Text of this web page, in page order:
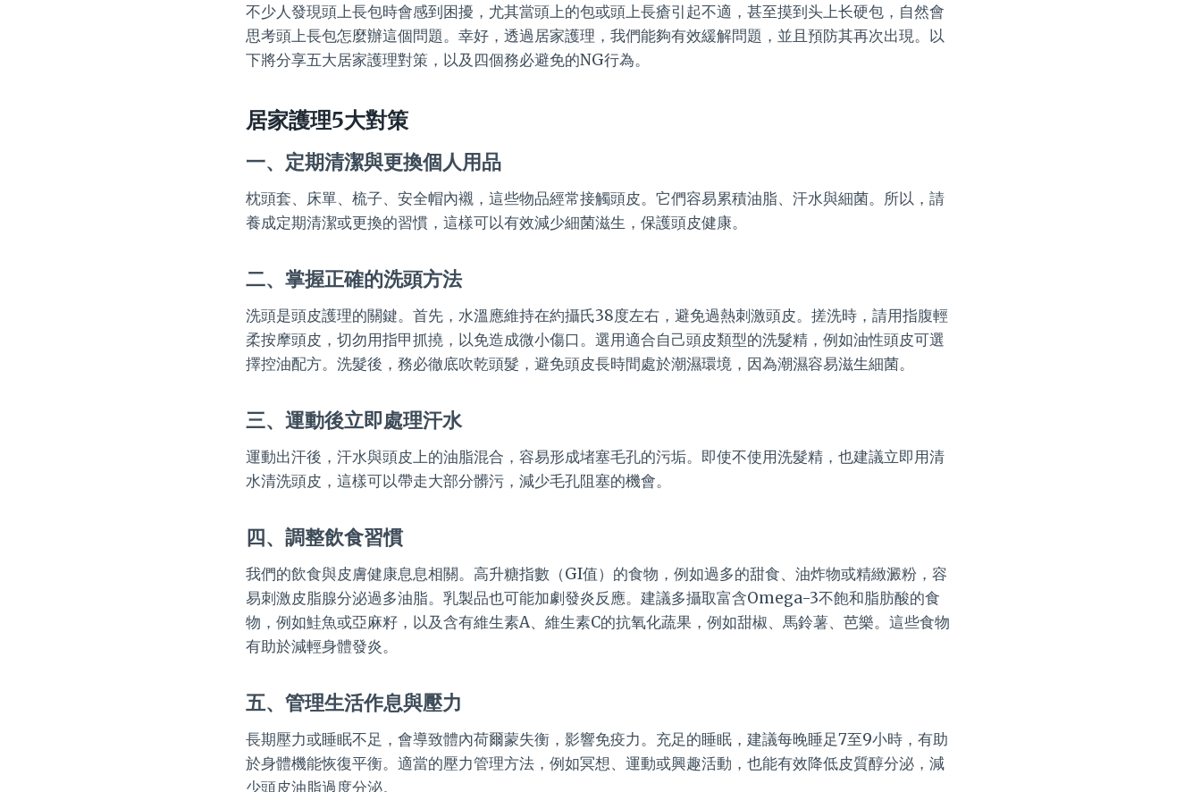
不少人發現頭上長包時會感到困擾，尤其當頭上的包或頭上長瘡引起不適，甚至摸到头上长硬包，自然會
思考頭上長包怎麼辦這個問題。幸好，透過居家護理，我們能夠有效緩解問題，並且預防其再次出現。以
下將分享五大居家護理對策，以及四個務必避免的NG行為。
居家護理5大對策
一、定期清潔與更換個人用品
枕頭套、床單、梳子、安全帽內襯，這些物品經常接觸頭皮。它們容易累積油脂、汗水與細菌。所以，請
養成定期清潔或更換的習慣，這樣可以有效減少細菌滋生，保護頭皮健康。
二、掌握正確的洗頭方法
洗頭是頭皮護理的關鍵。首先，水溫應維持在約攝氏38度左右，避免過熱刺激頭皮。搓洗時，請用指腹輕
柔按摩頭皮，切勿用指甲抓撓，以免造成微小傷口。選用適合自己頭皮類型的洗髮精，例如油性頭皮可選
擇控油配方。洗髮後，務必徹底吹乾頭髮，避免頭皮長時間處於潮濕環境，因為潮濕容易滋生細菌。
三、運動後立即處理汗水
運動出汗後，汗水與頭皮上的油脂混合，容易形成堵塞毛孔的污垢。即使不使用洗髮精，也建議立即用清
水清洗頭皮，這樣可以帶走大部分髒污，減少毛孔阻塞的機會。
四、調整飲食習慣
我們的飲食與皮膚健康息息相關。高升糖指數（GI值）的食物，例如過多的甜食、油炸物或精緻澱粉，容
易刺激皮脂腺分泌過多油脂。乳製品也可能加劇發炎反應。建議多攝取富含Omega-3不飽和脂肪酸的食
物，例如鮭魚或亞麻籽，以及含有維生素A、維生素C的抗氧化蔬果，例如甜椒、馬鈴薯、芭樂。這些食物
有助於減輕身體發炎。
五、管理生活作息與壓力
長期壓力或睡眠不足，會導致體內荷爾蒙失衡，影響免疫力。充足的睡眠，建議每晚睡足7至9小時，有助
於身體機能恢復平衡。適當的壓力管理方法，例如冥想、運動或興趣活動，也能有效降低皮質醇分泌，減
少頭皮油脂過度分泌。